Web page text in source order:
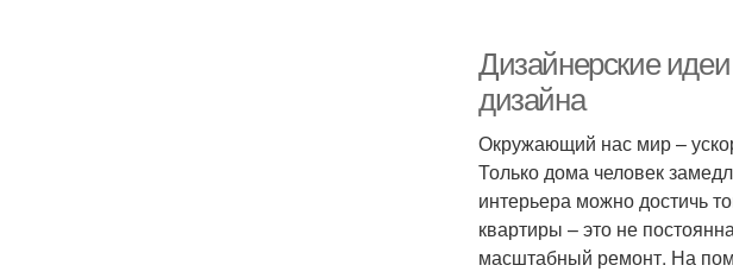
Дизайнерские
дизайна
Окружающий нас мир –
Только дома человек
интерьера можно достичь
квартиры – это не
масштабный ремонт. На